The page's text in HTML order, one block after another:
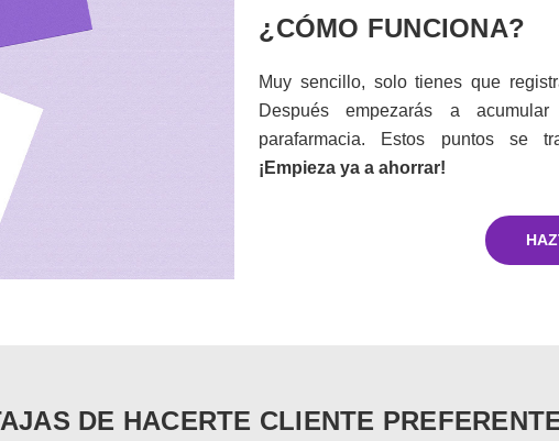
¿CÓMO FUNCIONA?
Muy sencillo, solo tienes que
Después empezarás a
parafarmacia. Estos puntos se
¡Empieza ya a ahorrar!
DE HACERTE CLIENTE